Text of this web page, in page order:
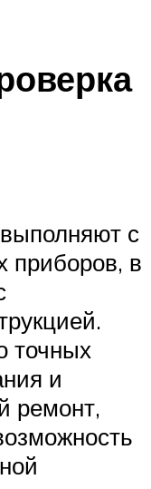
с
в
точных
и
ремонт,